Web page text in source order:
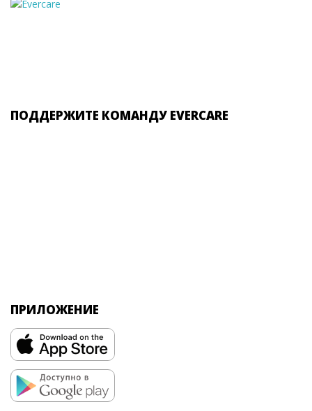
ПОДДЕРЖИТЕ КОМАНДУ EVERCARE
ПРИЛОЖЕНИЕ